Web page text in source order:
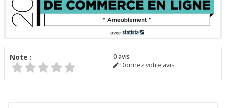
Note : 0avis
Donnez votre avis